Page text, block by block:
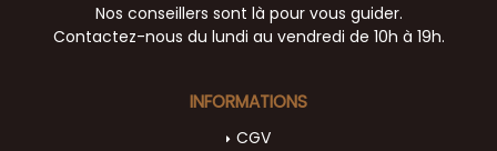
Nos conseillers sont là pour vous guider.
Contactez-nous du lundi au vendredi de 10h à 19h.
INFORMATIONS
CGV